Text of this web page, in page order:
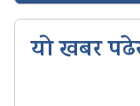
यो खबर